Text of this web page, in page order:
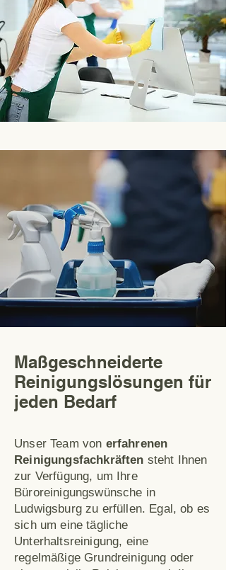
Maßgeschneiderte
Reinigungslösungen für
jeden Bedarf
Unser Team von erfahrenen
Reinigungsfachkräften steht Ihnen
zur Verfügung, um Ihre
Büroreinigungswünsche in
Ludwigsburg zu erfüllen. Egal, ob es
sich um eine tägliche
Unterhaltsreinigung, eine
regelmäßige Grundreinigung oder